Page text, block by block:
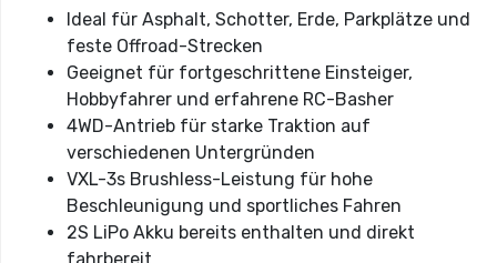
Ideal für Asphalt, Schotter, Erde, Parkplätze und
feste Offroad-Strecken
Geeignet für fortgeschrittene Einsteiger,
Hobbyfahrer und erfahrene RC-Basher
4WD-Antrieb für starke Traktion auf
verschiedenen Untergründen
VXL-3s Brushless-Leistung für hohe
Beschleunigung und sportliches Fahren
2S LiPo Akku bereits enthalten und direkt
fahrbereit